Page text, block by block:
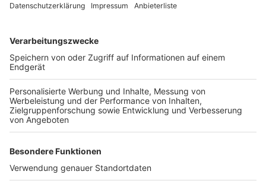
vor. An gleicher Stelle könnte ein Neubau entstehen.
und für den Übergang ein Interimsgebäude für vier
Gruppen errichtet.
Die Stadt schreibt die Machbarkeitsstudie jetzt aus.
Anzeige
Anzeige